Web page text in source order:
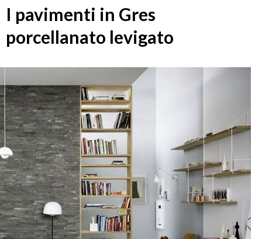
I pavimenti in Gres
porcellanato levigato